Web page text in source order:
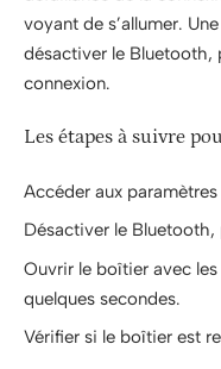
voyant de s’allumer.
désactiver le Bluetooth,
connexion.
Les étapes à suivre
Accéder aux
Désactiver le Bluetooth,
Ouvrir le boîtier avec
quelques secondes.
Vérifier si le boîtier est